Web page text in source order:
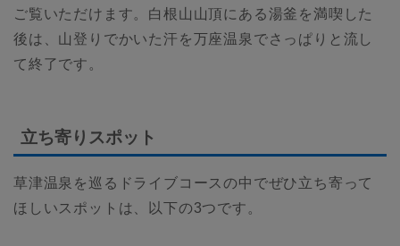
ご覧いただけます。白根山山頂にある湯釜を満喫した
後は、山登りでかいた汗を万座温泉でさっぱりと流し
て終了です。
立ち寄りスポット
草津温泉を巡るドライブコースの中でぜひ立ち寄って
ほしいスポットは、以下の3つです。